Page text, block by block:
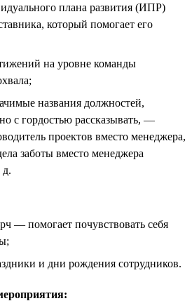
плана развития (ИПР)
который помогает его
на уровне команды
названия должностей,
с гордостью рассказывать, —
проектов вместо менеджера,
заботы вместо менеджера
д.
— помогает почувствовать себя
и дни рождения сотрудников.